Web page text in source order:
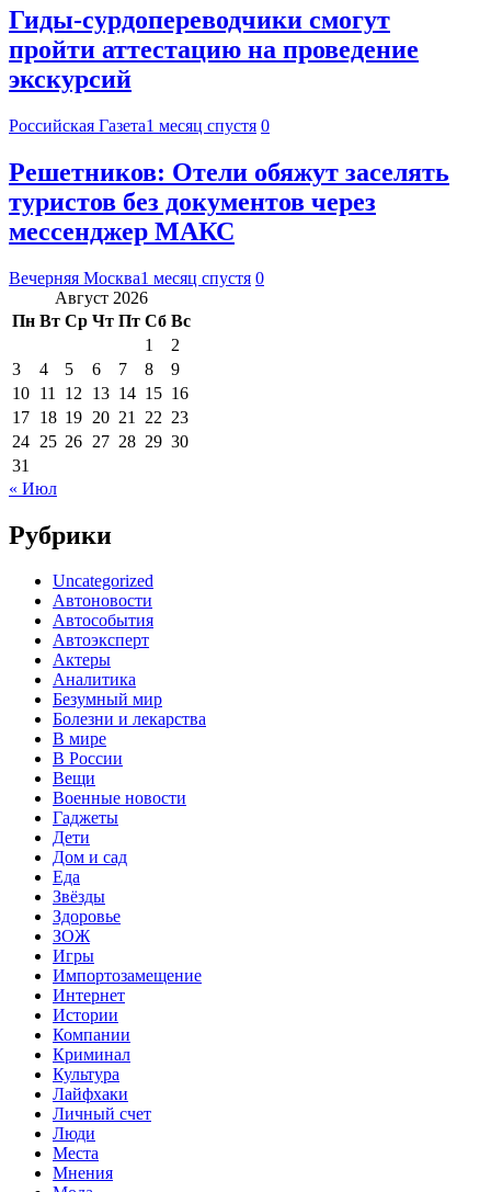
Гиды-сурдопереводчики смогут
пройти аттестацию на проведение
экскурсий
Российская Газета1 месяц спустя 0
Решетников: Отели обяжут заселять
туристов без документов через
мессенджер МАКС
Вечерняя Москва1 месяц спустя 0
Август 2026
Пн Вт Ср Чт Пт Сб Вс
1
2
3
4 5 6 7 8
9
10 11 12 13 14 15 16
17 18 19 20 21 22 23
24 25 26 27 28 29 30
31
« Июл
Рубрики
Uncategorized
Автоновости
Автособытия
Автоэксперт
Актеры
Аналитика
Безумный мир
Болезни и лекарства
В мире
В России
Вещи
Военные новости
Гаджеты
Дети
Дом и сад
Еда
Звёзды
Здоровье
ЗОЖ
Игры
Импортозамещение
Интернет
Истории
Компании
Криминал
Культура
Лайфхаки
Личный счет
Люди
Места
Мнения